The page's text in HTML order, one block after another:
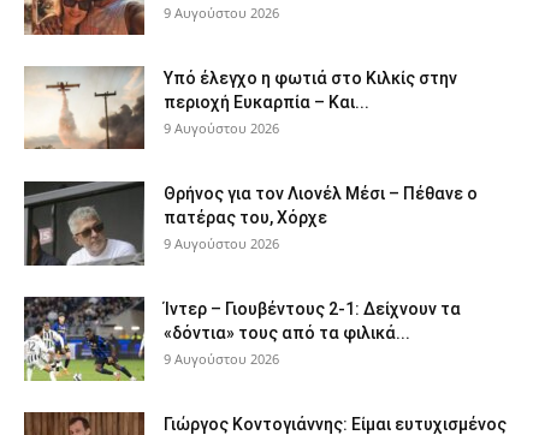
9 Αυγούστου 2026
Υπό έλεγχο η φωτιά στο Κιλκίς στην
περιοχή Ευκαρπία – Και...
9 Αυγούστου 2026
Θρήνος για τον Λιονέλ Μέσι – Πέθανε ο
πατέρας του, Χόρχε
9 Αυγούστου 2026
Ίντερ – Γιουβέντους 2-1: Δείχνουν τα
«δόντια» τους από τα φιλικά...
9 Αυγούστου 2026
Γιώργος Κοντογιάννης: Είμαι ευτυχισμένος